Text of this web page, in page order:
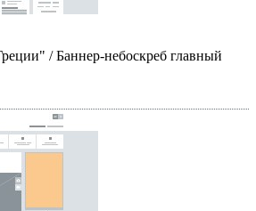
/ Баннер-небоскреб главный